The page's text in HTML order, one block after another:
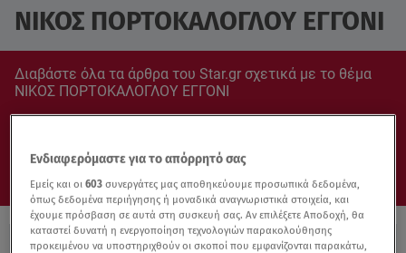
ΝΙΚΟΣ ΠΟΡΤΟΚΑΛΟΓΛΟΥ ΕΓΓΟΝΙ
Διαβάστε όλα τα άρθρα του Star.gr σχετικά με το θέμα
ΝΙΚΟΣ ΠΟΡΤΟΚΑΛΟΓΛΟΥ ΕΓΓΟΝΙ
Ενδιαφερόμαστε για το απόρρητό σας
Εμείς και οι603 συνεργάτες μας αποθηκεύουμε προσωπικά δεδομένα,
όπως δεδομένα περιήγησης ή μοναδικά αναγνωριστικά στοιχεία, και
έχουμε πρόσβαση σε αυτά στη συσκευή σας. Αν επιλέξετε Αποδοχή, θα
καταστεί δυνατή η ενεργοποίηση τεχνολογιών παρακολούθησης
προκειμένου να υποστηριχθούν οι σκοποί που εμφανίζονται παρακάτω,